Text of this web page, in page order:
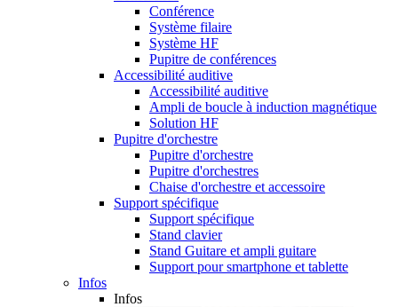
Conférence
Système filaire
Système HF
Pupitre de conférences
Accessibilité auditive
Accessibilité auditive
Ampli de boucle à induction magnétique
Solution HF
Pupitre d'orchestre
Pupitre d'orchestre
Pupitre d'orchestres
Chaise d'orchestre et accessoire
Support spécifique
Support spécifique
Stand clavier
Stand Guitare et ampli guitare
Support pour smartphone et tablette
Infos
Infos